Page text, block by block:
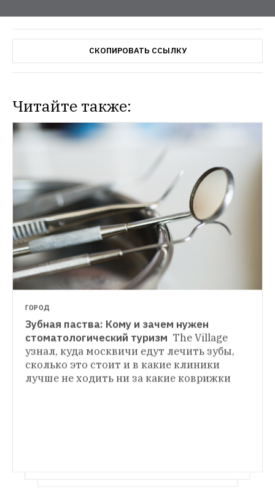
СКОПИРОВАТЬ ССЫЛКУ
Читайте также:
СЕРВИС
Брежнева пакет: Как проходит операция
по пересадке бровей?И сколько стоит
Стоматолог Татьяна Долгова — о том,
зачем ходить к врачу, если ничего
не болит Сколько паст и зубных щёток
должно быть у здорового человека, зачем
ГОРОД
Зубная паства: Кому и зачем нужен
стоматологический туризм The Village
узнал, куда москвичи едут лечить зубы,
сколько это стоит и в какие клиники
лучше не ходить ни за какие коврижки